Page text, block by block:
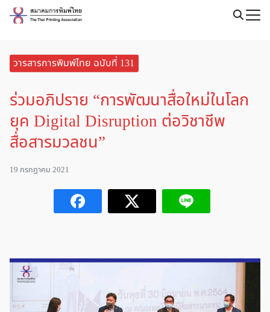
Skip
วารสารการพิมพ์ไทย ฉบับที่ 131
ร่วมอภิปราย “การพัฒนาสื่อใหม่ในโลก
ยุค Digital Disruption ต่อวิชาชีพ
สื่อสารมวลชน”
19 กรกฎาคม 2021